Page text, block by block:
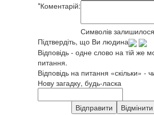
*Коментарій:
Символів
Підтвердіть, що Ви людина
Відповідь - одне слово на тій же
питання.
Відповідь на питання «скільки» -
Нову загадку, будь-ласка